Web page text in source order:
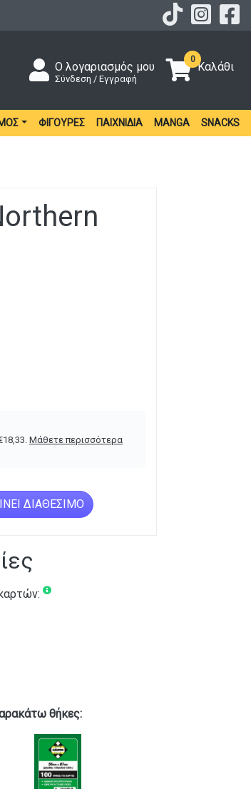
Ο λογαριασμός μου
Σύνδεση / Εγγραφή
0
Καλάθι
ΦΙΓΟΎΡΕΣ ΠΑΙΧΝΊΔΙΑ MANGA SNACKS
18,33 Μάθετε περισσότερα
ΔΙΑΘΈΣΙΜΟ
θήκες: